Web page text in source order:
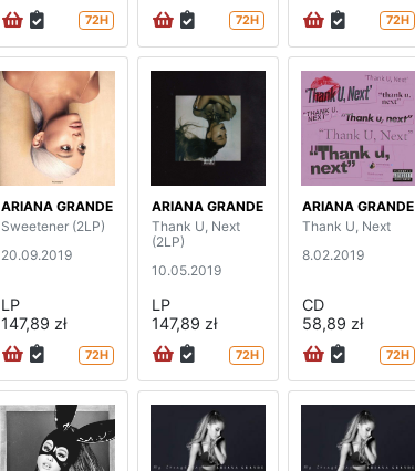
72H 72H 72H
ARIANA GRANDE
Sweetener (2LP)
20.09.2019
LP
147,89 zł
72H
ARIANA GRANDE
Thank U, Next
(2LP)
10.05.2019
LP
147,89 zł
72H
ARIANA GRANDE
Thank U, Next
8.02.2019
CD
58,89 zł
72H